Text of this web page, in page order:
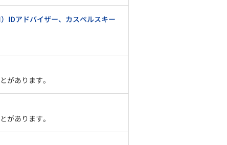
IDアドバイザー、カスペルスキー
があります。
があります。